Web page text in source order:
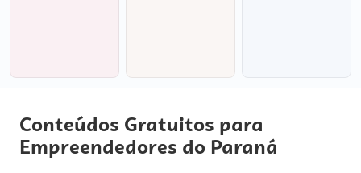
Conteúdos Gratuitos para
Empreendedores do Paraná